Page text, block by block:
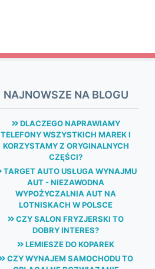
NAJNOWSZE NA BLOGU
DLACZEGO NAPRAWIAMY
TELEFONY WSZYSTKICH MAREK I
KORZYSTAMY Z ORYGINALNYCH
CZĘŚCI?
TARGET AUTO USŁUGA WYNAJMU
AUT - NIEZAWODNA
WYPOŻYCZALNIA AUT NA
LOTNISKACH W POLSCE
CZY SALON FRYZJERSKI TO
DOBRY INTERES?
LEMIESZE DO KOPAREK
CZY WYNAJEM SAMOCHODU TO